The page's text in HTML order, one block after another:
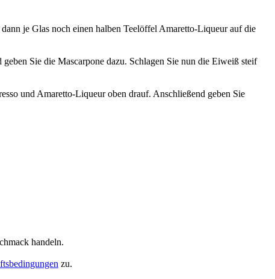
je Glas noch einen halben Teelöffel Amaretto-Liqueur auf die
Sie die Mascarpone dazu. Schlagen Sie nun die Eiweiß steif
und Amaretto-Liqueur oben drauf. Anschließend geben Sie
handeln.
zu.